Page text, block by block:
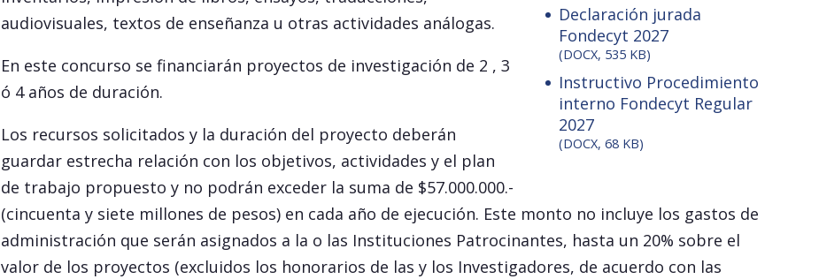
Declaración jurada
Fondecyt 2027
(DOCX, 535 KB)
Instructivo Procedimiento
interno Fondecyt Regular
2027
(DOCX, 68 KB)
audiovisuales, textos de enseñanza u otras actividades análogas.
En este concurso se financiarán proyectos de investigación de 2 , 3
ó 4 años de duración.
Los recursos solicitados y la duración del proyecto deberán
guardar estrecha relación con los objetivos, actividades y el plan
de trabajo propuesto y no podrán exceder la suma de $57.000.000.-
(cincuenta y siete millones de pesos) en cada año de ejecución. Este monto no incluye los gastos de
administración que serán asignados a la o las Instituciones Patrocinantes, hasta un 20% sobre el
valor de los proyectos (excluidos los honorarios de las y los Investigadores, de acuerdo con las